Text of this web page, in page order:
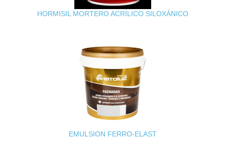
HORMISIL MORTERO ACRÍLICO SILOXÁNICO
EMULSION FERRO-ELAST